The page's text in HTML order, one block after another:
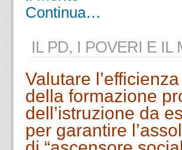
Continua…
IL PD, I POVERI E IL
Valutare
della formazione
dell’istruzione da
per garantire